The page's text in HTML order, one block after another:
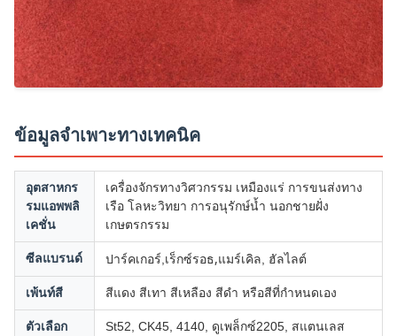
ข้อมูลจำเพาะทางเทคนิค
อุตสาหกร
รมแอพพลิ
เคชั่น
เครื่องจักรทางวิศวกรรม เหมืองแร่ การขนส่งทาง
เรือ โลหะวิทยา การอนุรักษ์น้ำ นอกชายฝั่ง
เกษตรกรรม
ซีลแบรนด์ ปาร์คเกอร์, เร็กซ์รอธ,แมร์เคิล, ฮัลไลต์
เพ้นท์สี สีแดง สีเทา สีเหลือง สีดำ หรือสีที่กำหนดเอง
ตัวเลือก
St52, CK45, 4140, ดูเพล็กซ์2205, สแตนเลส